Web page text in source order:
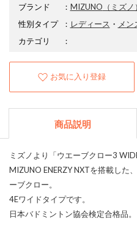
ブランド
： MIZUNO （ミズノ）
性別タイプ
： レディース ・ メン
カテゴリ
：
お気に入り登録
商品説明
ミズノより「ウエーブクロー3
MIZUNO ENERZY NXTを搭載した
ーブクロー。
4Eワイドタイプです。
日本バドミントン協会検定合格品。